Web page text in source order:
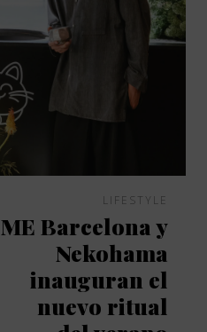
LIFESTYLE
ME Barcelona y
Nekohama
inauguran el
nuevo ritual